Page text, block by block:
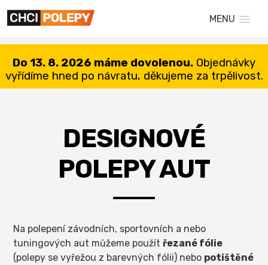
MENU
Do 13. 8. 2026 máme dovolenou. Objednávky
vyřídíme hned po návratu, děkujeme za trpělivost.
DESIGNOVÉ
POLEPY AUT
Na polepení závodních, sportovních a nebo
tuningových aut můžeme použít řezané fólie
(polepy se vyřežou z barevných fólii) nebo potištěné